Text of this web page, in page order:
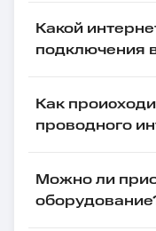
Какой
подключения
Как
проводного
Можно ли